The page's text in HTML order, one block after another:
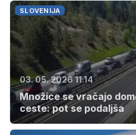
SLOVENIJA
03. 05. 2026 11.14
Množice se vračajo
ceste: pot se podaljša